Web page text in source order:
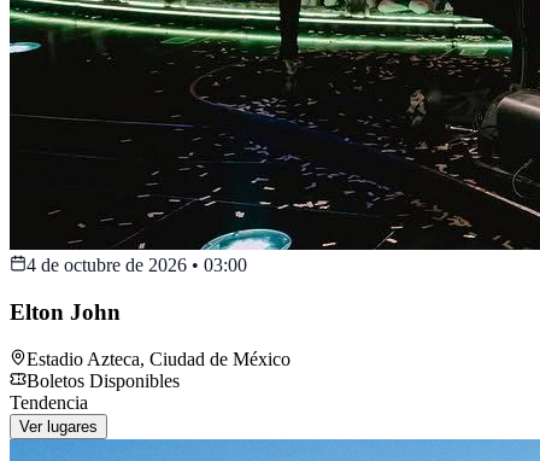
4 de octubre de 2026 • 03:00
Elton John
Estadio Azteca, Ciudad de México
Boletos Disponibles
Tendencia
Ver lugares